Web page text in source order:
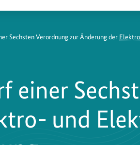
Sechsten Verordnung zur Änderung der
einer
und